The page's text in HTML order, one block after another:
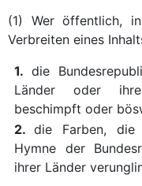
(1) Wer öffentlich,
Verbreiten eines
1. die
Länder oder ihre
beschimpft oder
2. die Farben,
Hymne der
ihrer Länder